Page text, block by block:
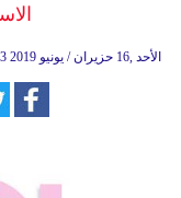
10:53 2019 الأحد ,16 حزيران / يونيو